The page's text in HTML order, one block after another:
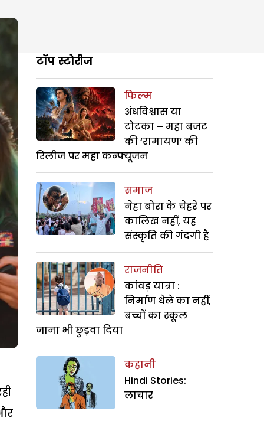
टॉप स्टोरीज
फिल्म
अंधविश्वास या
टोटका – महा बजट
की ‘रामायण’ की
रिलीज पर महा कन्फ्यूजन
समाज
नेहा बोरा के चेहरे पर
कालिख नहीं, यह
संस्कृति की गंदगी है
राजनीति
कांवड़ यात्रा :
निर्माण धेले का नहीं,
बच्चों का स्कूल
जाना भी छुड़वा दिया
कहानी
Hindi Stories:
लाचार